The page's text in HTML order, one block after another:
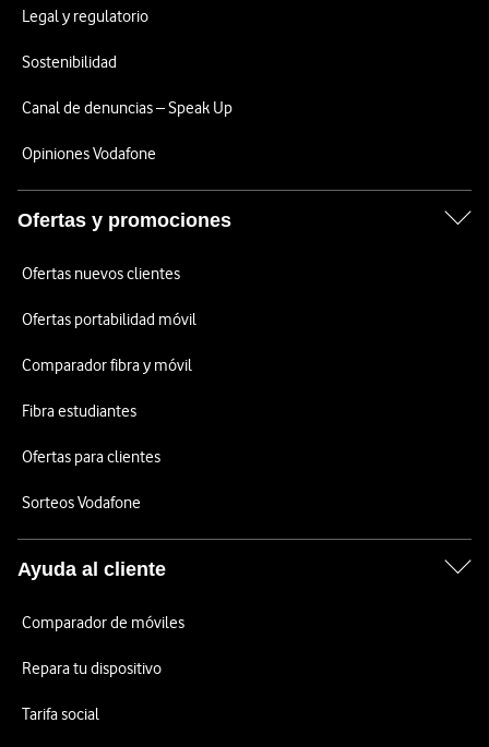
Legal y regulatorio
Sostenibilidad
Canal de denuncias – Speak Up
Opiniones Vodafone
Ofertas y promociones
Ofertas nuevos clientes
Ofertas portabilidad móvil
Comparador fibra y móvil
Fibra estudiantes
Ofertas para clientes
Sorteos Vodafone
Ayuda al cliente
Comparador de móviles
Repara tu dispositivo
Tarifa social